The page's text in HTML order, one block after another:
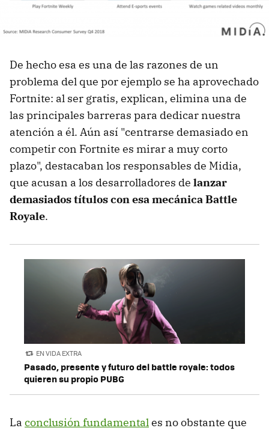
De hecho esa es una de las razones de un
problema del que por ejemplo se ha aprovechado
Fortnite: al ser gratis, explican, elimina una de
las principales barreras para dedicar nuestra
atención a él. Aún así "centrarse demasiado en
competir con Fortnite es mirar a muy corto
plazo", destacaban los responsables de Midia,
que acusan a los desarrolladores de lanzar
demasiados títulos con esa mecánica Battle
Royale.
EN VIDA EXTRA
Pasado, presente y futuro del battle royale: todos
quieren su propio PUBG
La conclusión fundamentales no obstante que